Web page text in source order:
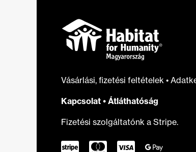
Vásárlási, fizetési feltételek •
Kapcsolat • Átláthatóság
Fizetési szolgáltatónk a Stripe.